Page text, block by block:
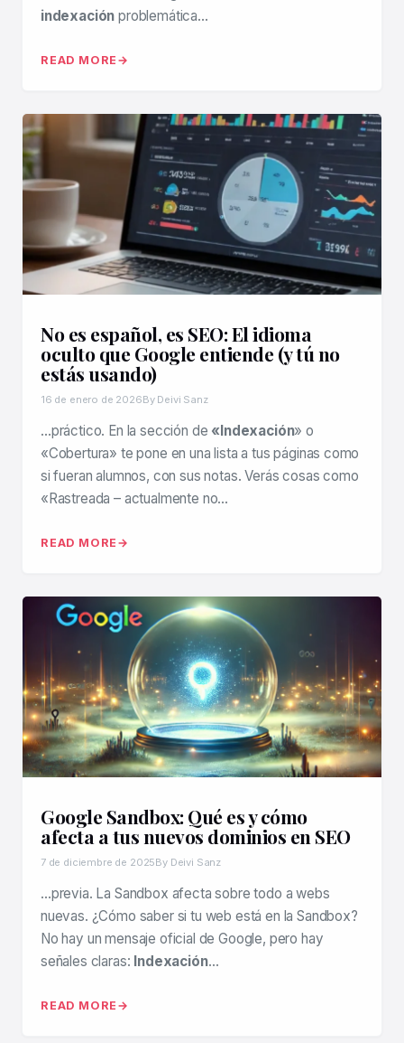
indexación problemática…
READ MORE
No es español, es SEO: El idioma
oculto que Google entiende (y tú no
estás usando)
16 de enero de 2026By Deivi Sanz
…práctico. En la sección de «Indexación» o
«Cobertura» te pone en una lista a tus páginas como
si fueran alumnos, con sus notas. Verás cosas como
«Rastreada – actualmente no…
READ MORE
Google Sandbox: Qué es y cómo
afecta a tus nuevos dominios en SEO
7 de diciembre de 2025By Deivi Sanz
…previa. La Sandbox afecta sobre todo a webs
nuevas. ¿Cómo saber si tu web está en la Sandbox?
No hay un mensaje oficial de Google, pero hay
señales claras: Indexación…
READ MORE